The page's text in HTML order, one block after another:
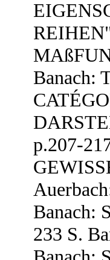
Banach:
p.207-
Banach:
233 S.